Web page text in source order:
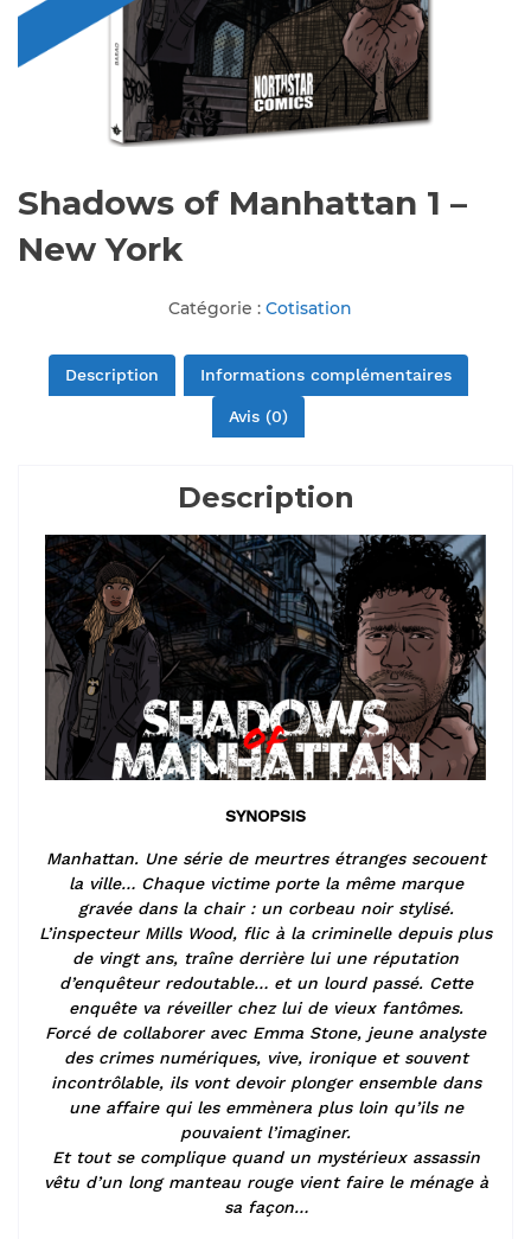
Shadows of Manhattan 1 –
New York
Catégorie : Cotisation
Description Informations complémentaires
Avis (0)
Description
SYNOPSIS
Manhattan. Une série de meurtres étranges secouent
la ville… Chaque victime porte la même marque
gravée dans la chair : un corbeau noir stylisé.
L’inspecteur Mills Wood, flic à la criminelle depuis plus
de vingt ans, traîne derrière lui une réputation
d’enquêteur redoutable… et un lourd passé. Cette
enquête va réveiller chez lui de vieux fantômes.
Forcé de collaborer avec Emma Stone, jeune analyste
des crimes numériques, vive, ironique et souvent
incontrôlable, ils vont devoir plonger ensemble dans
une affaire qui les emmènera plus loin qu’ils ne
pouvaient l’imaginer.
Et tout se complique quand un mystérieux assassin
vêtu d’un long manteau rouge vient faire le ménage à
sa façon…